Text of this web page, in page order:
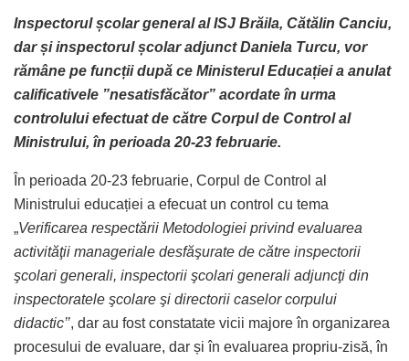
Inspectorul școlar general al ISJ Brăila, Cătălin Canciu,
dar și inspectorul școlar adjunct Daniela Turcu, vor
rămâne pe funcții după ce Ministerul Educației a anulat
calificativele ”nesatisfăcător” acordate în urma
controlului efectuat de către Corpul de Control al
Ministrului, în perioada 20-23 februarie.
În perioada 20-23 februarie, Corpul de Control al
Ministrului educației a efecuat un control cu tema
„Verificarea respectării Metodologiei privind evaluarea
activităţii manageriale desfăşurate de către inspectorii
şcolari generali, inspectorii şcolari generali adjuncţi din
inspectoratele şcolare şi directorii caselor corpului
didactic’’, dar au fost constatate vicii majore în organizarea
procesului de evaluare, dar și în evaluarea propriu-zisă, în